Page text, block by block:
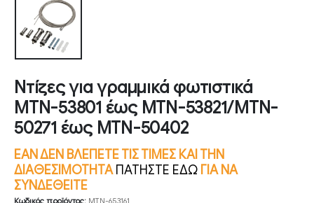
Ντίζες για γραμμικά φωτιστικά
MTN-53801 έως MTN-53821/MTN-
50271 έως MTN-50402
ΕΑΝ ΔΕΝ ΒΛΕΠΕΤΕ ΤΙΣ ΤΙΜΕΣ ΚΑΙ ΤΗΝ
ΔΙΑΘΕΣΙΜΟΤΗΤΑ ΠΑΤΗΣΤΕ ΕΔΩ ΓΙΑ ΝΑ
ΣΥΝΔΕΘΕΙΤΕ
Κωδικός προϊόντος: MTN-653161